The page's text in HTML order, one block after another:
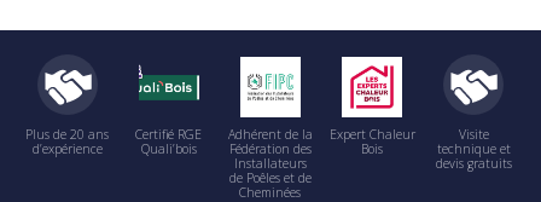
Plus de 20 ans
d’expérience
Certifié RGE
Quali’bois
Adhérent de la
Fédération des
Installateurs
de Poêles et de
Cheminées
Expert Chaleur
Bois
Visite
technique et
devis gratuits